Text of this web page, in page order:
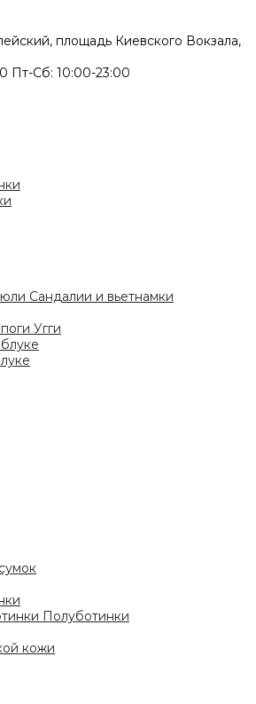
площадь Киевского Вокзала,
Пт-Сб: 10:00-23:00
Сандалии и вьетнамки
Угги
Полуботинки
кожи